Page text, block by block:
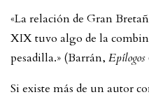
«La relación de Gran
XIX tuvo algo de la
pesadilla.» (Barrán, Epílogos
Si existe más de un autor